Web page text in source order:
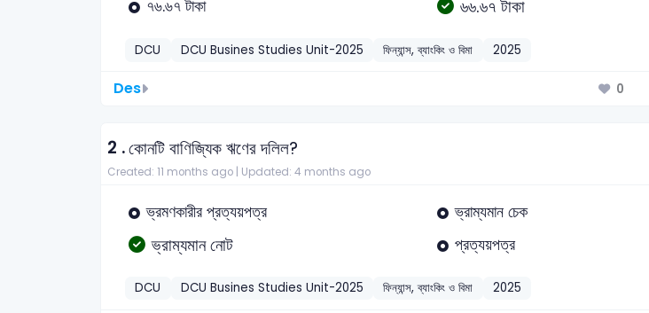
৭৬.৬৭ টাকা
৬৬.৬৭ টাকা
DCU DCU Busines Studies Unit-2025 ফিন্যান্স, ব্যাংকিং ও বিমা 2025
Des 0
2 .কোনটি বাণিজ্যিক ঋণের দলিল?
Created: 11 months ago | Updated: 4 months ago
ভ্রমণকারীর প্রত্যয়পত্র ভ্রাম্যমান চেক
ভ্রাম্যমান নোট প্রত্যয়পত্র
DCU DCU Busines Studies Unit-2025 ফিন্যান্স, ব্যাংকিং ও বিমা 2025